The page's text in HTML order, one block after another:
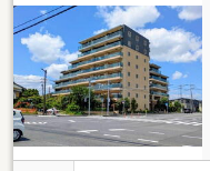
ント～●ペット
受け取れる宅配
ーフバルコニー